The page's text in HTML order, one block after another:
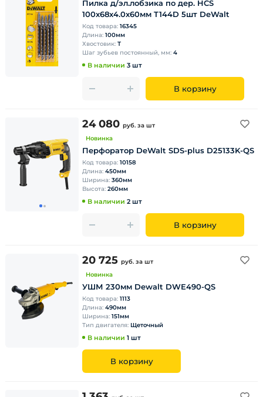
Пилка д/эл.лобзика по дер. HCS
100х68х4.0х60мм T144D 5шт DeWalt
Код товара: 16345
Длина: 100мм
Хвостовик: Т
Шаг зубьев постоянный, мм: 4
В наличии 3 шт
В корзину
24 080 руб. за шт
Новинка
Перфоратор DeWalt SDS-plus D25133K-QS
Код товара: 10158
Длина: 450мм
Ширина: 360мм
Высота: 260мм
В наличии 2 шт
В корзину
20 725 руб. за шт
Новинка
УШМ 230мм Dewalt DWE490-QS
Код товара: 1113
Длина: 490мм
Ширина: 151мм
Тип двигателя: Щеточный
В наличии 1 шт
В корзину